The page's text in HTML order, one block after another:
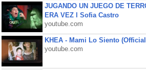
JUGANDO UN JUEGO DE
ERA VEZ l Sofia Castro
youtube.com
KHEA - Mami Lo Siento
youtube.com